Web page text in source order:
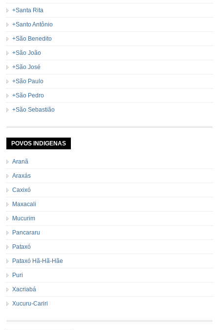
+Santa Rita
+Santo Antônio
+São Benedito
+São João
+São José
+São Paulo
+São Pedro
+São Sebastião
POVOS INDIGENAS
Aranã
Araxás
Caxixó
Maxacali
Mucurim
Pancararu
Pataxó
Pataxó Hã-Hã-Hãe
Puri
Xacriabá
Xucuru-Cariri